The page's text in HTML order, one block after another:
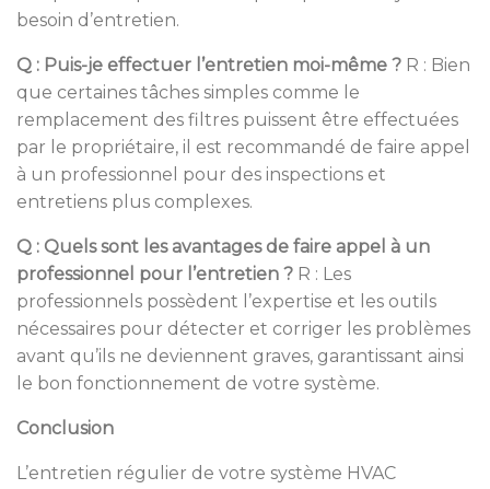
besoin d’entretien.
Q : Puis-je effectuer l’entretien moi-même ? R : Bien
que certaines tâches simples comme le
remplacement des filtres puissent être effectuées
par le propriétaire, il est recommandé de faire appel
à un professionnel pour des inspections et
entretiens plus complexes.
Q : Quels sont les avantages de faire appel à un
professionnel pour l’entretien ? R : Les
professionnels possèdent l’expertise et les outils
nécessaires pour détecter et corriger les problèmes
avant qu’ils ne deviennent graves, garantissant ainsi
le bon fonctionnement de votre système.
Conclusion
L’entretien régulier de votre système HVAC